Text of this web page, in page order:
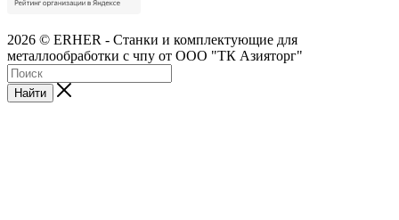
2026 © ERHER - Станки и комплектующие для
металлообработки с чпу от ООО "ТК Азияторг"
Найти